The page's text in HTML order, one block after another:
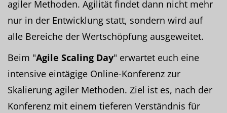
agiler Methoden. Agilität findet dann nicht mehr
nur in der Entwicklung statt, sondern wird auf
alle Bereiche der Wertschöpfung ausgeweitet.
Beim "Agile Scaling Day" erwartet euch eine
intensive eintägige Online-Konferenz zur
Skalierung agiler Methoden. Ziel ist es, nach der
Konferenz mit einem tieferen Verständnis für